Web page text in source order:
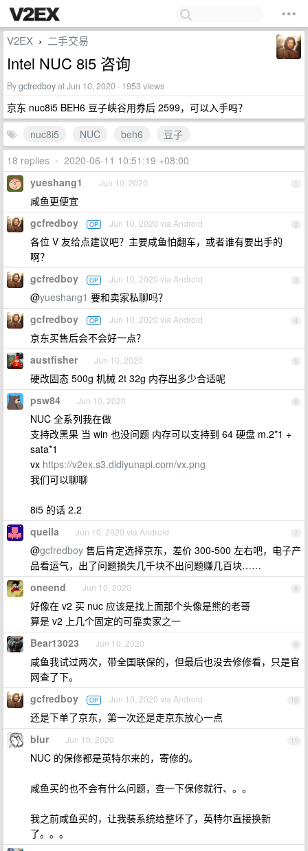
V2EX › 二手交易
Intel NUC 8i5 咨询
Bygcfredboyat Jun 10, 2020 · 1953 views
京东 nuc8i5 BEH6 豆子峡谷用券后 2599，可以入手吗？
nuc8i5
NUC beh6
豆子
18 replies • 2020-06-11 10:51:19 +08:00
1
yueshang1 Jun 10, 2020
咸鱼更便宜
2
gcfredboy OP Jun 10, 2020 via Android
各位 V 友给点建议吧？主要咸鱼怕翻车，或者谁有要出手的
啊？
3
gcfredboy OP Jun 10, 2020 via Android
@yueshang1 要和卖家私聊吗？
4
gcfredboy OP Jun 10, 2020 via Android
京东买售后会不会好一点？
5
austfisher Jun 10, 2020
硬改固态 500g 机械 2t 32g 内存出多少合适呢
6
psw84 Jun 10, 2020
NUC 全系列我在做
支持改黑果 当 win 也没问题 内存可以支持到 64 硬盘 m.2*1 +
sata*1
vx https://v2ex.s3.didiyunapi.com/vx.png
我们可以聊聊
8i5 的话 2.2
7
quella Jun 10, 2020 via Android
@gcfredboy 售后肯定选择京东，差价 300-500 左右吧，电子产
品看运气，出了问题损失几千块不出问题赚几百块……
8
oneend Jun 10, 2020
好像在 v2 买 nuc 应该是找上面那个头像是熊的老哥
算是 v2 上几个固定的可靠卖家之一
9
Bear13023 Jun 10, 2020
咸鱼我试过两次，带全国联保的，但最后也没去修修看，只是官
网查了下。
10
gcfredboy OP Jun 10, 2020 via Android
还是下单了京东，第一次还是走京东放心一点
11
blur Jun 10, 2020
NUC 的保修都是英特尔来的，寄修的。
咸鱼买的也不会有什么问题，查一下保修就行、。。
我之前咸鱼买的，让我装系统给整坏了，英特尔直接换新
了。。。